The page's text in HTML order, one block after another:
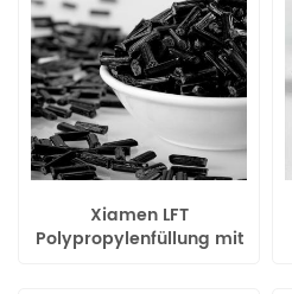
Xiamen LFT
Polypropylenfüllung mit